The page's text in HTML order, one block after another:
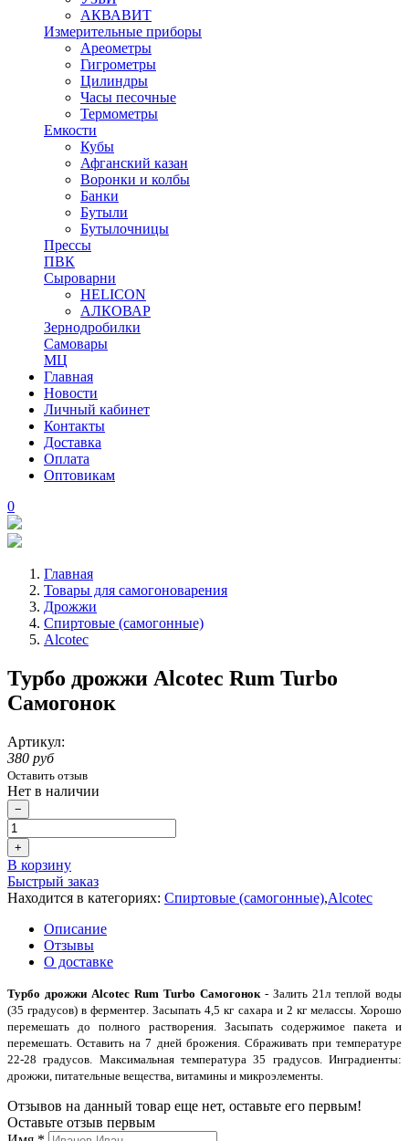
АКВАВИТ
Измерительные приборы
Ареометры
Гигрометры
Цилиндры
Часы песочные
Термометры
Емкости
Кубы
Афганский казан
Воронки и колбы
Банки
Бутыли
Бутылочницы
Прессы
ПВК
Сыроварни
HELICON
АЛКОВАР
Зернодробилки
Самовары
МЦ
Главная
Новости
Личный кабинет
Контакты
Доставка
Оплата
Оптовикам
0
Главная
Товары для самогоноварения
Дрожжи
Спиртовые (самогонные)
Alcotec
Турбо дрожжи Alcotec Rum Turbo
Самогонок
Артикул:
380 руб
Оставить отзыв
Нет в наличии
−
+
В корзину
Быстрый заказ
Находится в категориях: Спиртовые (самогонные),Alcotec
Описание
Отзывы
О доставке
Турбо дрожжи Alcotec Rum Turbo Самогонок - Залить 21л теплой воды
(35 градусов) в ферментер. Засыпать 4,5 кг сахара и 2 кг мелассы. Хорошо
перемешать до полного растворения. Засыпать содержимое пакета и
перемешать. Оставить на 7 дней брожения. Сбраживать при температуре
22-28 градусов. Максимальная температура 35 градусов. Инградиенты:
дрожжи, питательные вещества, витамины и микроэлементы.
Отзывов на данный товар еще нет, оставьте его первым!
Оставьте отзыв первым